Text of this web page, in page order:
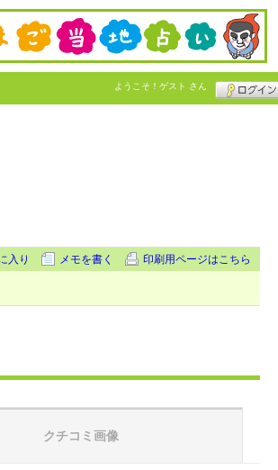
ようこそ！ ゲスト さん
入り メモを書く 印刷用ページはこちら
クチコミ画像